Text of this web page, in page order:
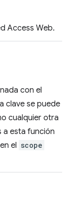
Access Web.
con el
clave se puede
cualquier otra
a esta función
el scope